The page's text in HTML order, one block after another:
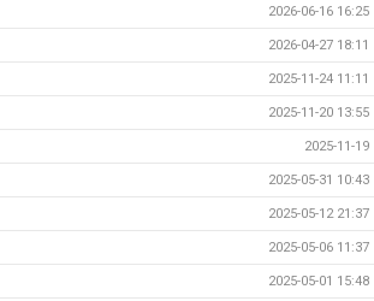
2026-06-16 16:25
2026-04-27 18:11
2025-11-24 11:11
2025-11-20 13:55
2025-11-19
2025-05-31 10:43
2025-05-12 21:37
2025-05-06 11:37
2025-05-01 15:48